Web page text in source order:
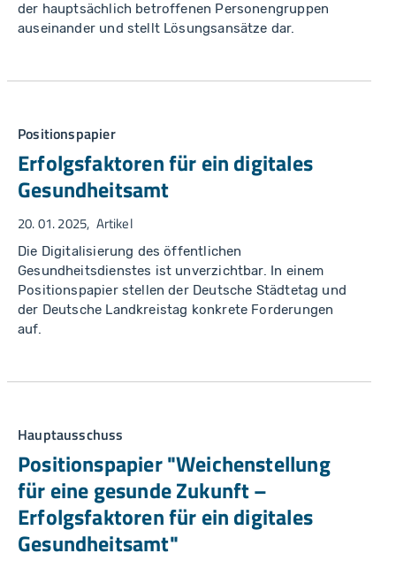
der hauptsächlich betroffenen Personengruppen
auseinander und stellt Lösungsansätze dar.
Positionspapier
Erfolgsfaktoren für ein digitales
Gesundheitsamt
20. 01. 2025 Artikel
Die Digitalisierung des öffentlichen
Gesundheitsdienstes ist unverzichtbar. In einem
Positionspapier stellen der Deutsche Städtetag und
der Deutsche Landkreistag konkrete Forderungen
auf.
Hauptausschuss
Positionspapier "Weichenstellung
für eine gesunde Zukunft –
Erfolgsfaktoren für ein digitales
Gesundheitsamt"